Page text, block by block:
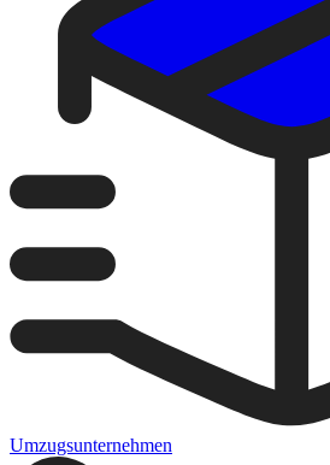
Umzugsunternehmen